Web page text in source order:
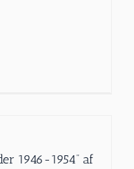
1946-1954” af